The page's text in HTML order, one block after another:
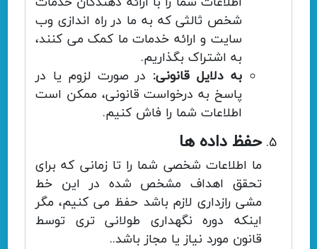
شخص ثالثی که به ما در راه اندازی وب
سایت و ارائه خدمات ما کمک می کنند،
به اشتراک بگذاریم.
به دلایل قانونی: در صورت لزوم یا در
پاسخ به درخواست قانونی، ممکن است
اطلاعات شما را فاش کنیم.
حفظ داده ها
ما اطلاعات شخصی شما را تا زمانی که برای
تحقق اهداف مشخص شده در این خط
مشی رازداری لازم باشد حفظ می کنیم، مگر
اینکه دوره نگهداری طولانی تری توسط
قانون مورد نیاز یا مجاز باشد..